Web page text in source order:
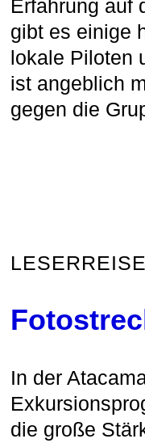
Erfahrung auf
gibt es einige
lokale Piloten
ist angeblich
gegen die
In der
die große